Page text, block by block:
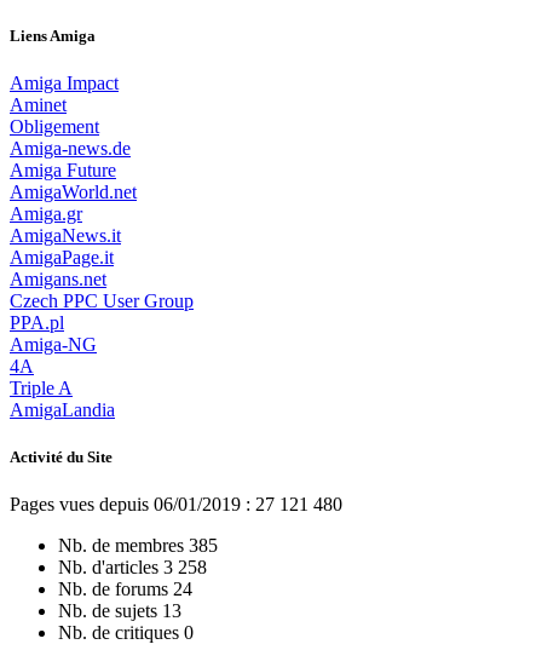
Liens Amiga
Amiga Impact
Aminet
Obligement
Amiga-news.de
Amiga Future
AmigaWorld.net
Amiga.gr
AmigaNews.it
AmigaPage.it
Amigans.net
Czech PPC User Group
PPA.pl
Amiga-NG
4A
Triple A
AmigaLandia
Activité du Site
Pages vues depuis 06/01/2019 : 27 121 480
Nb. de membres 385
Nb. d'articles 3 258
Nb. de forums 24
Nb. de sujets 13
Nb. de critiques 0